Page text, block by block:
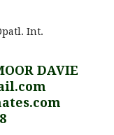
Int.
DAVIE